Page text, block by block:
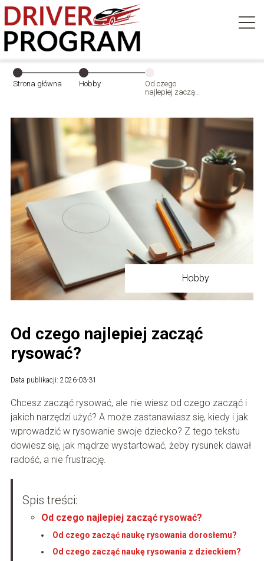
Strona główna Hobby
Od czego
najlepiej zacząć
Hobby
Od czego najlepiej zacząć
rysować?
Data publikacji: 2026-03-31
Chcesz zacząć rysować, ale nie wiesz od czego zacząć i
jakich narzędzi użyć? A może zastanawiasz się, kiedy i jak
wprowadzić w rysowanie swoje dziecko? Z tego tekstu
dowiesz się, jak mądrze wystartować, żeby rysunek dawał
radość, a nie frustrację.
Spis treści:
Od czego najlepiej zacząć rysować?
Od czego zacząć naukę rysowania dorosłemu?
Od czego zacząć naukę rysowania z dzieckiem?